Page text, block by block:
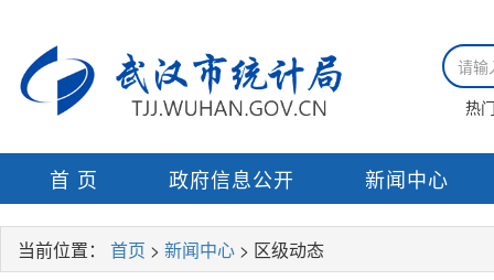
热
首 页 政府信息公开 新闻中心
当前位置： 首页 > 新闻中心 > 区级动态